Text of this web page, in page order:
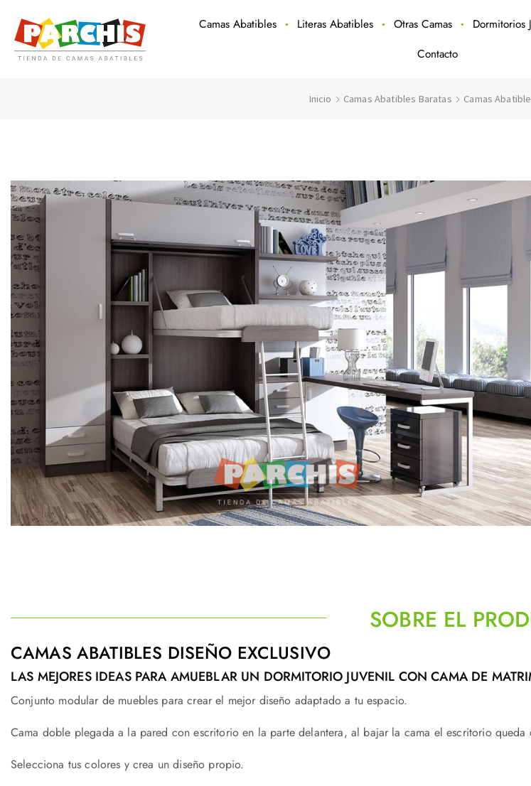
Camas Abatibles Literas Abatibles Otras Camas Dormitorios
Contacto
Inicio Camas Abatibles Baratas Camas
SOBRE EL
CAMAS ABATIBLES DISEÑO EXCLUSIVO
LAS MEJORES IDEAS PARA AMUEBLAR UN DORMITORIO JUVENIL CON CAMA DE
Conjunto modular de muebles para crear el mejor diseño adaptado a tu espacio.
Cama doble plegada a la pared con escritorio en la parte delantera, al bajar la cama el escritorio
Selecciona tus colores y crea un diseño propio.